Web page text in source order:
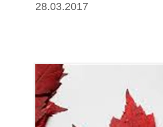
28.03.2017